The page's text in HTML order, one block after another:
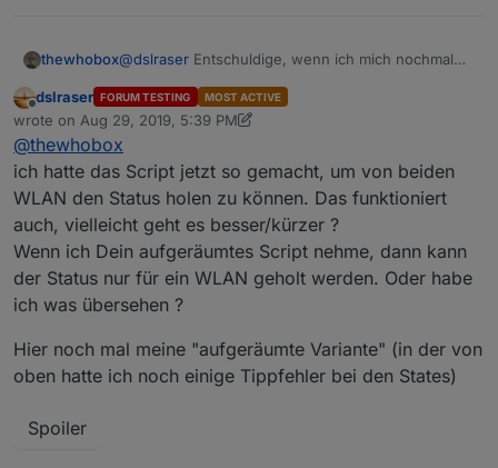
thewhobox@dslraser Entschuldige, wenn ich mich nochmal
Code in deinem Skript^^
Ich hab das mal zusammen gefasst:
Spoiler
Offline
dslraser FORUM TESTING MOST ACTIVE
wrote on Aug 29, 2019, 5:39 PM
last edited by dslraserAug 29, 2019, 7:40 PM
@thewhobox
ich hatte das Script jetzt so gemacht, um von beiden
WLAN den Status holen zu können. Das funktioniert
auch, vielleicht geht es besser/kürzer ?
Wenn ich Dein aufgeräumtes Script nehme, dann kann
der Status nur für ein WLAN geholt werden. Oder habe
ich was übersehen ?
Hier noch mal meine "aufgeräumte Variante" (in der von
oben hatte ich noch einige Tippfehler bei den States)
Spoiler